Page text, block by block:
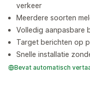
verkeer
Meerdere soorten
Volledig aanpasbare
Target berichten op
Snelle installatie
Bevat automatisch